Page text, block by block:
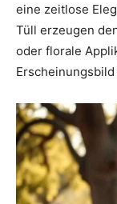
eine zeitlose
Tüll erzeugen
oder florale
Erscheinungsbild